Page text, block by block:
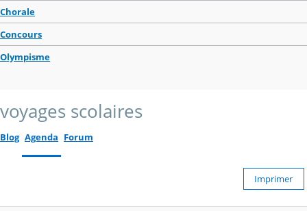
Chorale
Concours
Olympisme
voyages scolaires
Blog Agenda Forum
Imprimer